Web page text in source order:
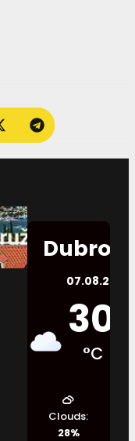
07.08.2026.
30
°C
Clouds:
28%